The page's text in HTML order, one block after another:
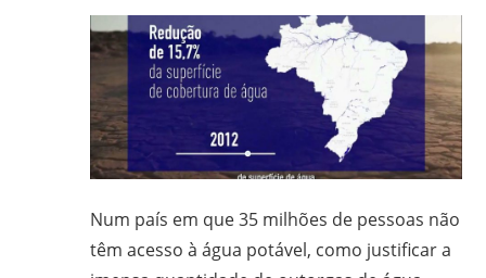
Num país em que 35 milhões de pessoas não
têm acesso à água potável, como justificar a